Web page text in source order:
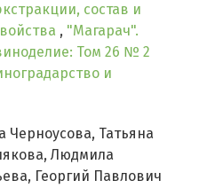
состав и
, "Магарач".
Том 26 № 2
и
Татьяна
Людмила
Георгий Павлович